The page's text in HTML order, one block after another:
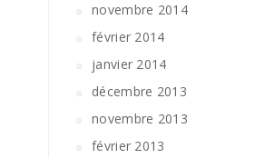
novembre 2014
février 2014
janvier 2014
décembre 2013
novembre 2013
février 2013